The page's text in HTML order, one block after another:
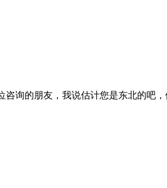
询的朋友，我说估计您是东北的吧